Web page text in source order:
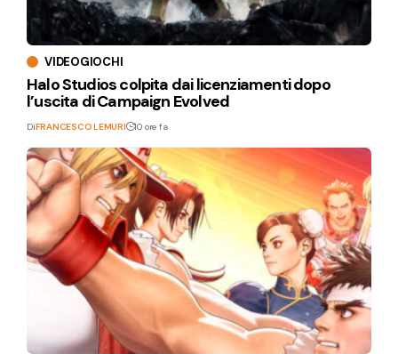
VIDEOGIOCHI
Halo Studios colpita dai licenziamenti dopo
l’uscita di Campaign Evolved
DiFRANCESCO LEMURI 10 ore fa